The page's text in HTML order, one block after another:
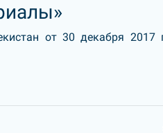
от 30 декабря 2017